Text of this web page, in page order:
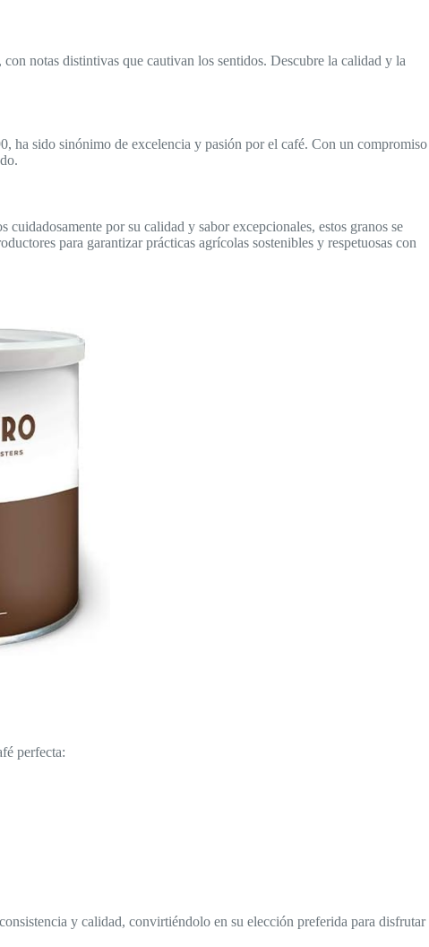
notas distintivas que cautivan los sentidos. Descubre la calidad y la
ha sido sinónimo de excelencia y pasión por el café. Con un compromiso
por su calidad y sabor excepcionales, estos granos se
para garantizar prácticas agrícolas sostenibles y respetuosas con
perfecta:
y calidad, convirtiéndolo en su elección preferida para disfrutar